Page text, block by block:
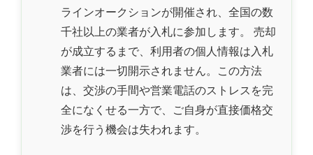
ラインオークションが開催され、全国の数
千社以上の業者が入札に参加します。 売却
が成立するまで、利用者の個人情報は入札
業者には一切開示されません。この方法
は、交渉の手間や営業電話のストレスを完
全になくせる一方で、ご自身が直接価格交
渉を行う機会は失われます。